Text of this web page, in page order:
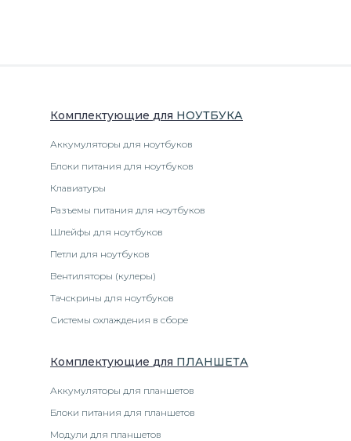
Комплектующие для НОУТБУКА
Аккумуляторы для ноутбуков
Блоки питания для ноутбуков
Клавиатуры
Разъемы питания для ноутбуков
Шлейфы для ноутбуков
Петли для ноутбуков
Вентиляторы (кулеры)
Тачскрины для ноутбуков
Системы охлаждения в сборе
Комплектующие для ПЛАНШЕТА
Аккумуляторы для планшетов
Блоки питания для планшетов
Модули для планшетов